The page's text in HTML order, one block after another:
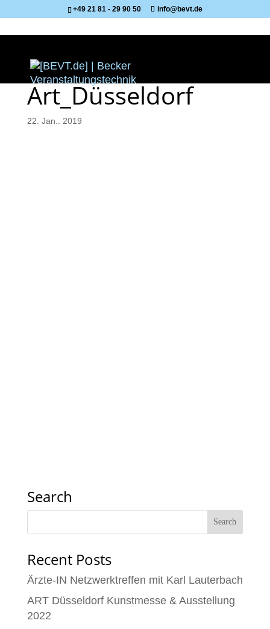
+49 21 81 - 29 90 50 info@bevt.de
Art_Düsseldorf
22. Jan.. 2019
Search
Recent Posts
Ärzte-IN Netzwerktreffen mit Karl Lauterbach
ART Düsseldorf Kunstmesse & Ausstellung
2022